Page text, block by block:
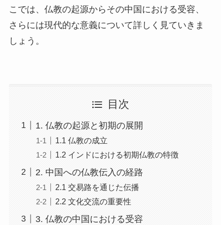
こでは、仏教の起源からその中国における受容、
さらには現代的な意義について詳しく見ていきま
しょう。
目次
1. 仏教の起源と初期の展開
1.1 仏教の成立
1.2 インドにおける初期仏教の特徴
2. 中国への仏教伝入の経路
2.1 交易路を通じた伝播
2.2 文化交流の重要性
3. 仏教の中国における受容